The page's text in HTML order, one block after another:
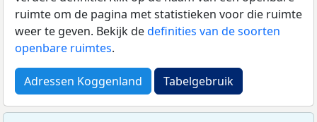
ruimte om de pagina met statistieken voor die ruimte
weer te geven. Bekijk dedefinities van de soorten
openbare ruimtes.
Adressen Koggenland Tabelgebruik